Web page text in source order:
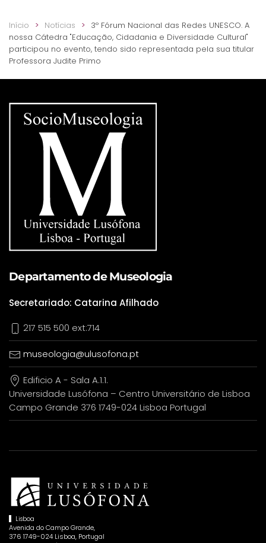
Início Notícias
3º Fórum Nacional das Redes UNESCO. A
nossa Cátedra "Educação, Cidadania e Diversidade Cultural"
participou no evento, tendo sido representada pela sua titular
Professora Judite Primo
Departamento de Museologia
Secretariado: Catarina Afilhado
217 515 500 ext:714
museologia@ulusofona.pt
Edificio A - Sala A.1.1.
Universidade Lusófona – Centro Universitário de Lisboa
Campo Grande 376 1749-024 Lisboa Portugal
Lisboa
Avenida do Campo Grande,
376 1749-024 Lisboa, Portugal